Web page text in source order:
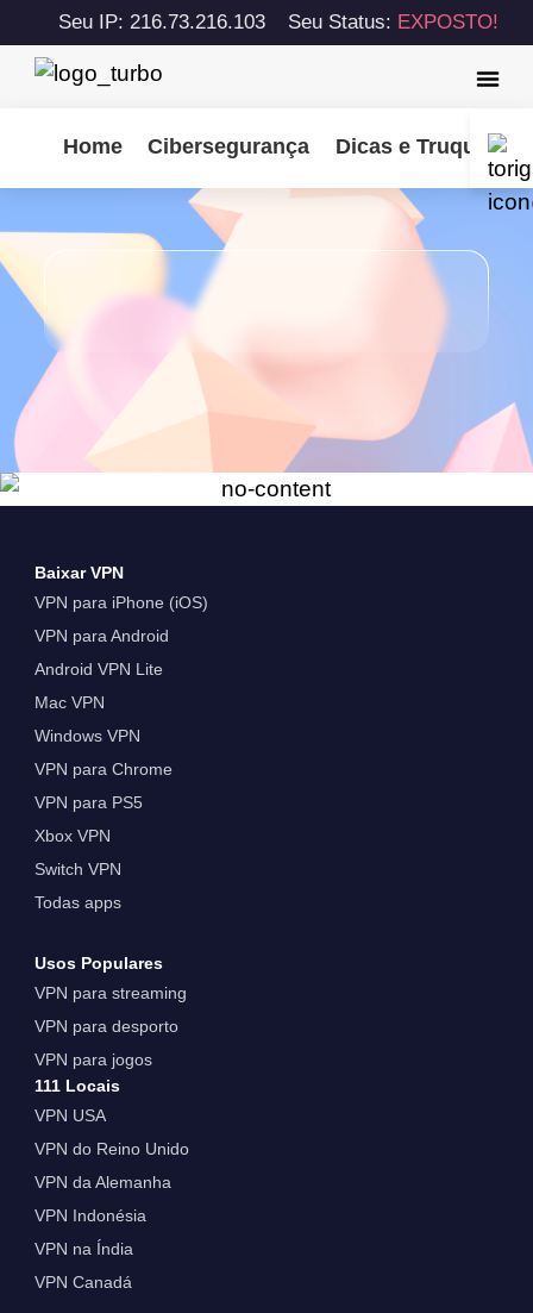
Seu IP: 216.73.216.103 Seu Status: EXPOSTO!
Home Cibersegurança Dicas e Truques
Baixar VPN
VPN para iPhone (iOS)
VPN para Android
Android VPN Lite
Mac VPN
Windows VPN
VPN para Chrome
VPN para PS5
Xbox VPN
Switch VPN
Todas apps
Usos Populares
VPN para streaming
VPN para desporto
VPN para jogos
111 Locais
VPN USA
VPN do Reino Unido
VPN da Alemanha
VPN Indonésia
VPN na Índia
VPN Canadá